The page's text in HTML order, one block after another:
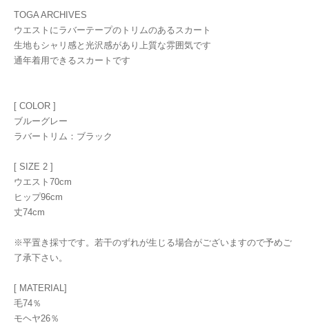
TOGA ARCHIVES
ウエストにラバーテープのトリムのあるスカート
生地もシャリ感と光沢感があり上質な雰囲気です
通年着用できるスカートです
[ COLOR ]
ブルーグレー
ラバートリム：ブラック
[ SIZE 2 ]
ウエスト70cm
ヒップ96cm
丈74cm
※平置き採寸です。若干のずれが生じる場合がございますので予めご
了承下さい。
[ MATERIAL]
毛74％
モヘヤ26％